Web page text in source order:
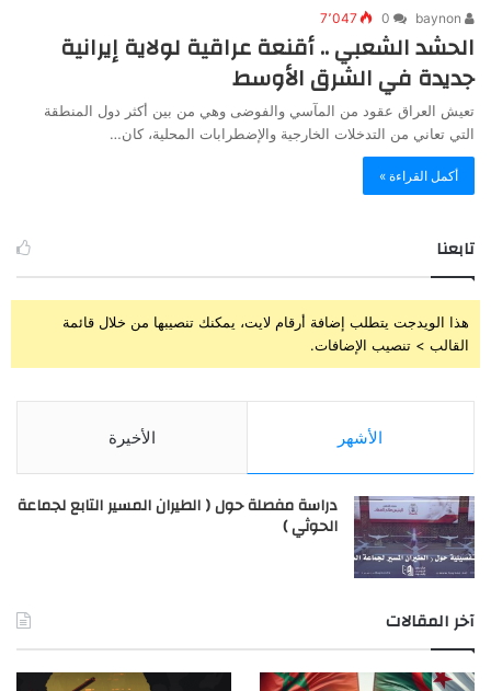
0 7٬047
الحشد الشعبي .. أقنعة عراقية لولاية إيرانية
جديدة في الشرق الأوسط
تعيش العراق عقود من المآسي والفوضى وهي من بين أكثر دول المنطقة
التي تعاني من التدخلات الخارجية والإضطرابات المحلية، كان…
أكمل القراءة »
تابعنا
هذا الويدجت يتطلب إضافة أرقام لايت، يمكنك تنصيبها من خلال قائمة
القالب > تنصيب الإضافات.
الأشهر الأخيرة
دراسة مفصلة حول ( الطيران المسير التابع لجماعة
الحوثي )
آخر المقالات